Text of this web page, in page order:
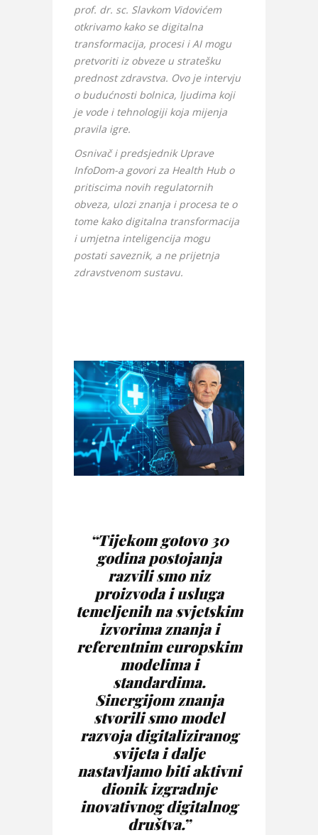
prof. dr. sc. Slavkom Vidovićem
otkrivamo kako se digitalna
transformacija, procesi i AI mogu
pretvoriti iz obveze u stratešku
prednost zdravstva. Ovo je intervju
o budućnosti bolnica, ljudima koji
je vode i tehnologiji koja mijenja
pravila igre.
Osnivač i predsjednik Uprave
InfoDom-a govori za Health Hub o
pritiscima novih regulatornih
obveza, ulozi znanja i procesa te o
tome kako digitalna transformacija
i umjetna inteligencija mogu
postati saveznik, a ne prijetnja
zdravstvenom sustavu.
“Tijekom gotovo 30
godina postojanja
razvili smo niz
proizvoda i usluga
temeljenih na svjetskim
izvorima znanja i
referentnim europskim
modelima i
standardima.
Sinergijom znanja
stvorili smo model
razvoja digitaliziranog
svijeta i dalje
nastavljamo biti aktivni
dionik izgradnje
inovativnog digitalnog
društva.”